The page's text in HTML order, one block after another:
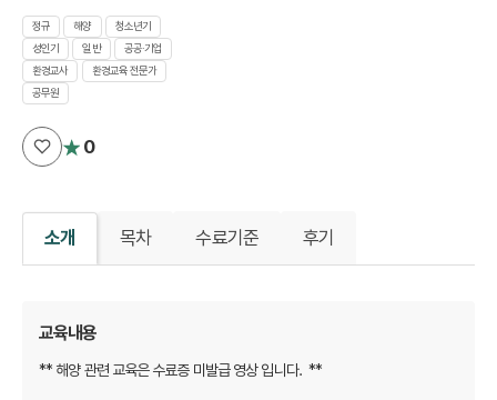
정규 해양
청소년기
성인기
일반
공공·기업
환경교사
환경교육 전문가
공무원
별
0
소개 목차 수료기준 후기
교육내용
** 해양 관련 교육은 수료증 미발급 영상 입니다. **